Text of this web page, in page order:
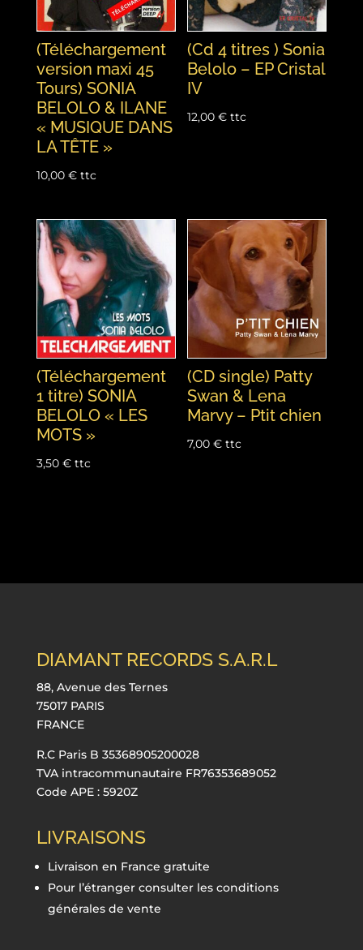
(Téléchargement
version maxi 45
Tours) SONIA
BELOLO & ILANE
« MUSIQUE DANS
LA TÊTE »
10,00 € ttc
(Cd 4 titres ) Sonia
Belolo – EP Cristal
IV
12,00€ ttc
(Téléchargement
1 titre) SONIA
BELOLO « LES
MOTS »
3,50 € ttc
(CD single) Patty
Swan & Lena
Marvy – Ptit chien
7,00€ ttc
DIAMANT RECORDS S.A.R.L
88, Avenue des Ternes
75017 PARIS
FRANCE
R.C Paris B 35368905200028
TVA intracommunautaire FR76353689052
Code APE : 5920Z
LIVRAISONS
Livraison en France gratuite
Pour l’étranger consulter les conditions
générales de vente